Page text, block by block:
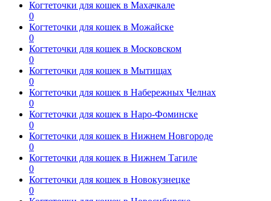
Когтеточки для кошек в Махачкале
0
Когтеточки для кошек в Можайске
0
Когтеточки для кошек в Московском
0
Когтеточки для кошек в Мытищах
0
Когтеточки для кошек в Набережных Челнах
0
Когтеточки для кошек в Наро-Фоминске
0
Когтеточки для кошек в Нижнем Новгороде
0
Когтеточки для кошек в Нижнем Тагиле
0
Когтеточки для кошек в Новокузнецке
0